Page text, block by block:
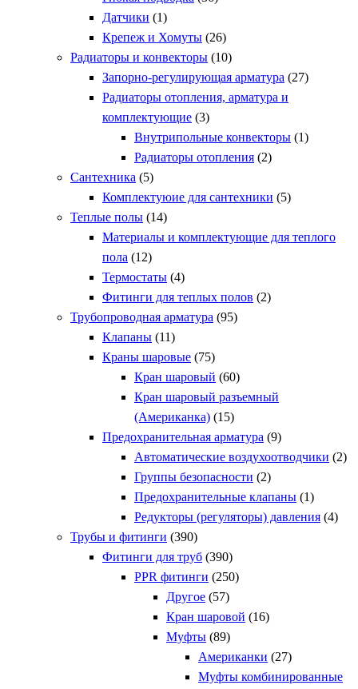
Датчики (1)
Крепеж и Хомуты (26)
Радиаторы и конвекторы (10)
Запорно-регулирующая арматура (27)
Радиаторы отопления, арматура и
комплектующие (3)
Внутрипольные конвекторы (1)
Радиаторы отопления (2)
Сантехника (5)
Комплектуюие для сантехники (5)
Теплые полы (14)
Материалы и комплектующие для теплого
пола (12)
Термостаты (4)
Фитинги для теплых полов (2)
Трубопроводная арматура (95)
Клапаны (11)
Краны шаровые (75)
Кран шаровый (60)
Кран шаровый разъемный
(Американка) (15)
Предохранительная арматура (9)
Автоматические воздухоотводчики (2)
Группы безопасности (2)
Предохранительные клапаны (1)
Редукторы (регуляторы) давления (4)
Трубы и фитинги (390)
Фитинги для труб (390)
PPR фитинги (250)
Другое (57)
Кран шаровой (16)
Муфты (89)
Американки (27)
Муфты комбинированные